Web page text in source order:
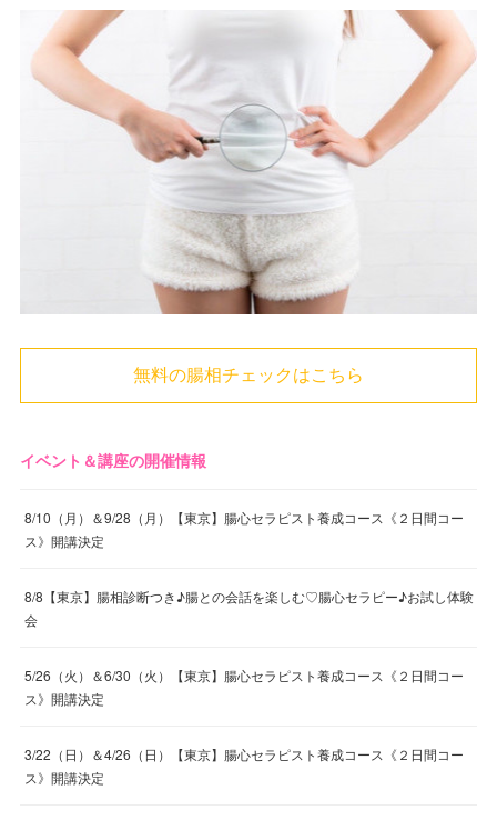
無料の腸相チェックはこちら
イベント＆講座の開催情報
8/10（月）＆9/28（月）【東京】腸心セラピスト養成コース《２日間コー
ス》開講決定
8/8【東京】腸相診断つき♪腸との会話を楽しむ♡腸心セラピー♪お試し体験
会
5/26（火）＆6/30（火）【東京】腸心セラピスト養成コース《２日間コー
ス》開講決定
3/22（日）＆4/26（日）【東京】腸心セラピスト養成コース《２日間コー
ス》開講決定